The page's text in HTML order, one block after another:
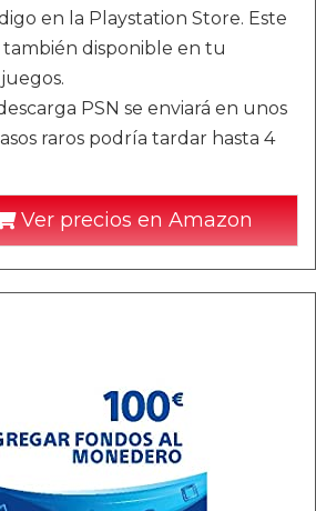
en la Playstation Store. Este
también disponible en tu
PSN se enviará en unos
raros podría tardar hasta 4
Ver precios en Amazon